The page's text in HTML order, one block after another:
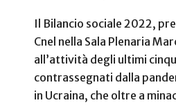
Il Bilancio sociale 2022,
Cnel nella Sala Plenaria
all’attività degli ultimi
contrassegnati dalla
in Ucraina, che oltre a